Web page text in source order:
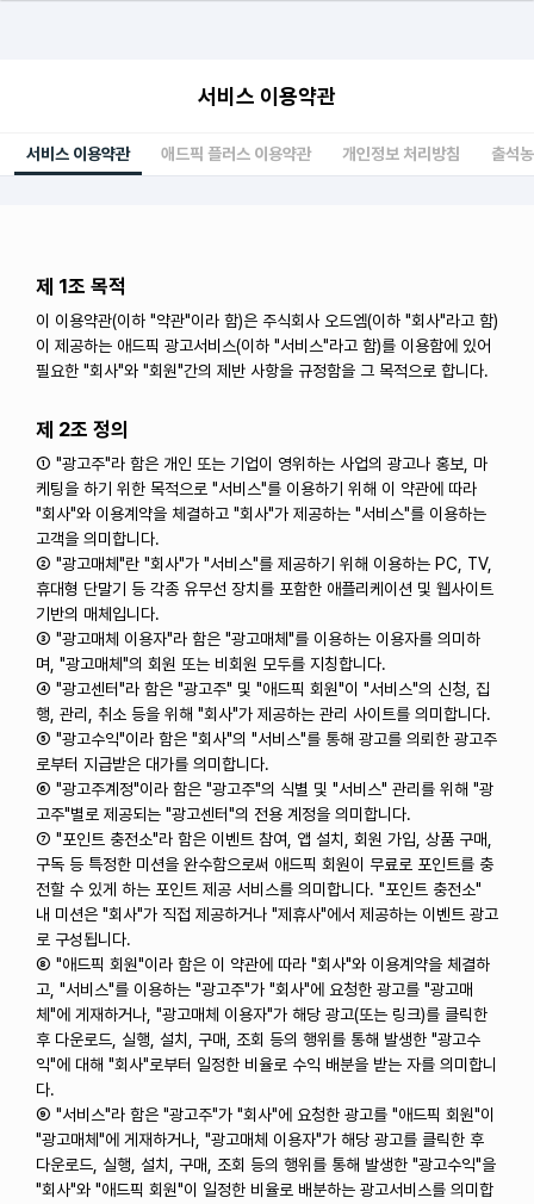
서비스 이용약관
서비스 이용약관 애드픽 플러스 이용약관 개인정보 처리방침 출석
제 1조 목적
이 이용약관(이하 "약관"이라 함)은 주식회사 오드엠(이하 "회사"라고 함)
이 제공하는 애드픽 광고서비스(이하 "서비스"라고 함)를 이용함에 있어
필요한 "회사"와 "회원"간의 제반 사항을 규정함을 그 목적으로 합니다.
제 2조 정의
① "광고주"라 함은 개인 또는 기업이 영위하는 사업의 광고나 홍보, 마
케팅을 하기 위한 목적으로 "서비스"를 이용하기 위해 이 약관에 따라
"회사"와 이용계약을 체결하고 "회사"가 제공하는 "서비스"를 이용하는
고객을 의미합니다.
② "광고매체"란 "회사"가 "서비스"를 제공하기 위해 이용하는 PC, TV,
휴대형 단말기 등 각종 유무선 장치를 포함한 애플리케이션 및 웹사이트
기반의 매체입니다.
③ "광고매체 이용자"라 함은 "광고매체"를 이용하는 이용자를 의미하
며, "광고매체"의 회원 또는 비회원 모두를 지칭합니다.
④ "광고센터"라 함은 "광고주" 및 "애드픽 회원"이 "서비스"의 신청, 집
행, 관리, 취소 등을 위해 "회사"가 제공하는 관리 사이트를 의미합니다.
⑤ "광고수익"이라 함은 "회사"의 "서비스"를 통해 광고를 의뢰한 광고주
로부터 지급받은 대가를 의미합니다.
⑥ "광고주계정"이라 함은 "광고주"의 식별 및 "서비스" 관리를 위해 "광
고주"별로 제공되는 "광고센터"의 전용 계정을 의미합니다.
⑦ "포인트 충전소"라 함은 이벤트 참여, 앱 설치, 회원 가입, 상품 구매,
구독 등 특정한 미션을 완수함으로써 애드픽 회원이 무료로 포인트를 충
전할 수 있게 하는 포인트 제공 서비스를 의미합니다. "포인트 충전소"
내 미션은 "회사"가 직접 제공하거나 "제휴사"에서 제공하는 이벤트 광고
로 구성됩니다.
⑧ "애드픽 회원"이라 함은 이 약관에 따라 "회사"와 이용계약을 체결하
고, "서비스"를 이용하는 "광고주"가 "회사"에 요청한 광고를 "광고매
체"에 게재하거나, "광고매체 이용자"가 해당 광고(또는 링크)를 클릭한
후 다운로드, 실행, 설치, 구매, 조회 등의 행위를 통해 발생한 "광고수
익"에 대해 "회사"로부터 일정한 비율로 수익 배분을 받는 자를 의미합니
다.
⑨ "서비스"라 함은 "광고주"가 "회사"에 요청한 광고를 "애드픽 회원"이
"광고매체"에 게재하거나, "광고매체 이용자"가 해당 광고를 클릭한 후
다운로드, 실행, 설치, 구매, 조회 등의 행위를 통해 발생한 "광고수익"을
"회사"와 "애드픽 회원"이 일정한 비율로 배분하는 광고서비스를 의미합